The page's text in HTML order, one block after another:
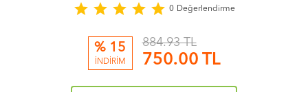
star star star star star 0 Değerlendirme
% 15
İNDİRİM
884.93 TL
750.00 TL